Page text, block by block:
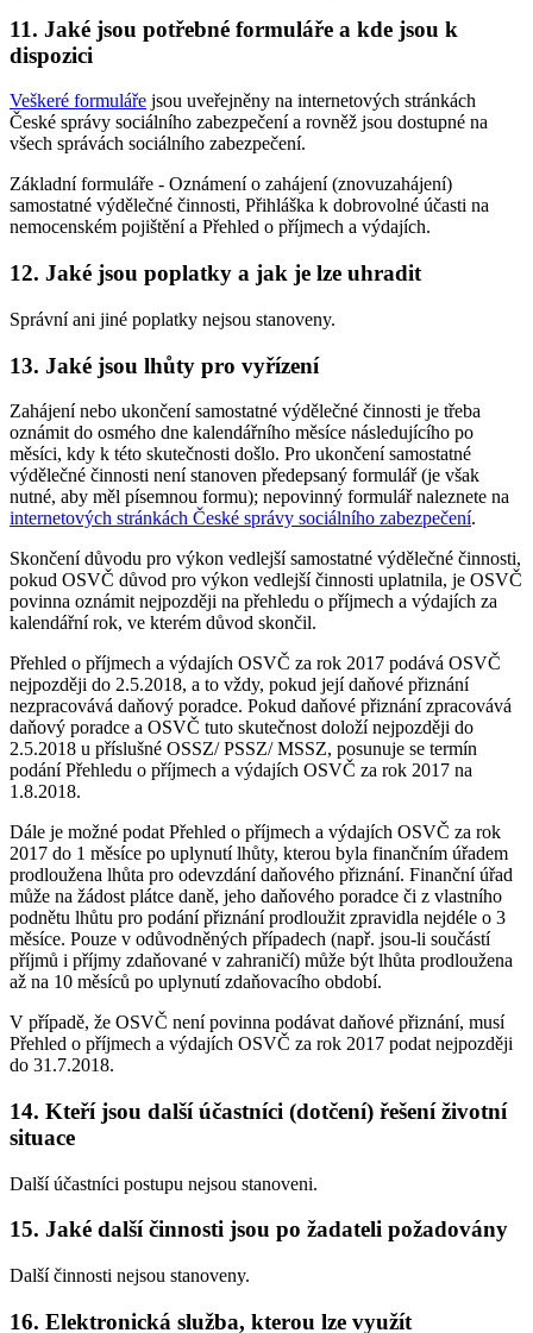
11. Jaké jsou potřebné formuláře a kde jsou k
dispozici
Veškeré formuláře jsou uveřejněny na internetových stránkách
České správy sociálního zabezpečení a rovněž jsou dostupné na
všech správách sociálního zabezpečení.
Základní formuláře - Oznámení o zahájení (znovuzahájení)
samostatné výdělečné činnosti, Přihláška k dobrovolné účasti na
nemocenském pojištění a Přehled o příjmech a výdajích.
12. Jaké jsou poplatky a jak je lze uhradit
Správní ani jiné poplatky nejsou stanoveny.
13. Jaké jsou lhůty pro vyřízení
Zahájení nebo ukončení samostatné výdělečné činnosti je třeba
oznámit do osmého dne kalendářního měsíce následujícího po
měsíci, kdy k této skutečnosti došlo. Pro ukončení samostatné
výdělečné činnosti není stanoven předepsaný formulář (je však
nutné, aby měl písemnou formu); nepovinný formulář naleznete na
internetových stránkách České správy sociálního zabezpečení.
Skončení důvodu pro výkon vedlejší samostatné výdělečné činnosti,
pokud OSVČ důvod pro výkon vedlejší činnosti uplatnila, je OSVČ
povinna oznámit nejpozději na přehledu o příjmech a výdajích za
kalendářní rok, ve kterém důvod skončil.
Přehled o příjmech a výdajích OSVČ za rok 2017 podává OSVČ
nejpozději do 2.5.2018, a to vždy, pokud její daňové přiznání
nezpracovává daňový poradce. Pokud daňové přiznání zpracovává
daňový poradce a OSVČ tuto skutečnost doloží nejpozději do
2.5.2018 u příslušné OSSZ/ PSSZ/ MSSZ, posunuje se termín
podání Přehledu o příjmech a výdajích OSVČ za rok 2017 na
1.8.2018.
Dále je možné podat Přehled o příjmech a výdajích OSVČ za rok
2017 do 1 měsíce po uplynutí lhůty, kterou byla finančním úřadem
prodloužena lhůta pro odevzdání daňového přiznání. Finanční úřad
může na žádost plátce daně, jeho daňového poradce či z vlastního
podnětu lhůtu pro podání přiznání prodloužit zpravidla nejdéle o 3
měsíce. Pouze v odůvodněných případech (např. jsou-li součástí
příjmů i příjmy zdaňované v zahraničí) může být lhůta prodloužena
až na 10 měsíců po uplynutí zdaňovacího období.
V případě, že OSVČ není povinna podávat daňové přiznání, musí
Přehled o příjmech a výdajích OSVČ za rok 2017 podat nejpozději
do 31.7.2018.
14. Kteří jsou další účastníci (dotčení) řešení životní
situace
Další účastníci postupu nejsou stanoveni.
15. Jaké další činnosti jsou po žadateli požadovány
Další činnosti nejsou stanoveny.
16. Elektronická služba, kterou lze využít